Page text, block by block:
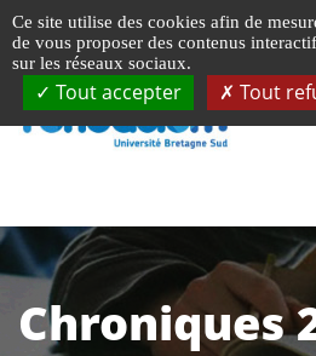
Accéder au site complet
Chroniques
Ce site utilise des cookies afin de
de vous proposer des contenus
sur les réseaux sociaux.
Tout accepter Tout